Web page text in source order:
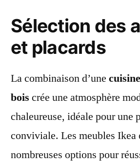
Sélection des
et placards
La combinaison d’une
bois crée une atmosphère
chaleureuse, idéale pour une
conviviale. Les meubles Ikea
nombreuses options pour